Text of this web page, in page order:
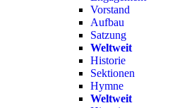
Vorstand
Aufbau
Satzung
Weltweit
Historie
Sektionen
Hymne
Weltweit